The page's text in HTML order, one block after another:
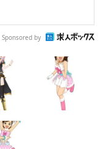
Sponsored by